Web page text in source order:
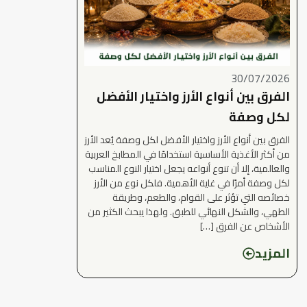
30/07/2026
الفرق بين أنواع الأرز واختيار الأفضل
لكل وصفة
الفرق بين أنواع الأرز واختيار الأفضل لكل وصفة يُعد الأرز
من أكثر الأغذية الأساسية استخدامًا في المطابخ العربية
والعالمية، إلا أن تنوع أنواعه يجعل اختيار النوع المناسب
لكل وصفة أمرًا في غاية الأهمية. فلكل نوع من الأرز
خصائصه التي تؤثر على القوام، والطعم، وطريقة
الطهي، والشكل النهائي للطبق. ولهذا يبحث الكثير من
الأشخاص عن الفرق […]
المزيد